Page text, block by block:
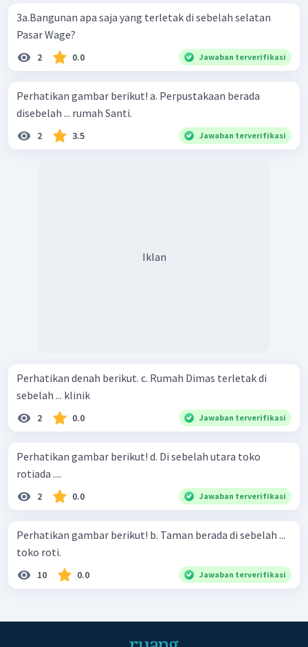
3a.Bangunan apa saja yang terletak di sebelah selatan
Pasar Wage?
2 0.0 Jawaban terverifikasi
Perhatikan gambar berikut! a. Perpustakaan berada
disebelah ... rumah Santi.
2 3.5 Jawaban terverifikasi
Iklan
Perhatikan denah berikut. c. Rumah Dimas terletak di
sebelah ... klinik
2 0.0 Jawaban terverifikasi
Perhatikan gambar berikut! d. Di sebelah utara toko
rotiada ....
2 0.0 Jawaban terverifikasi
Perhatikan gambar berikut! b. Taman berada di sebelah ...
toko roti.
10 0.0 Jawaban terverifikasi